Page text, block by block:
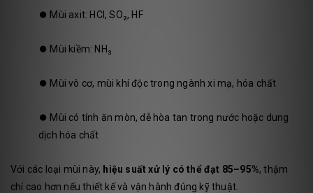
⏺️ Mùi axit: HCl, SO₂, HF
⏺️ Mùi kiềm: NH₃
⏺️ Mùi vô cơ, mùi khí độc trong ngành xi mạ, hóa chất
⏺️ Mùi có tính ăn mòn, dễ hòa tan trong nước hoặc dung
dịch hóa chất
Với các loại mùi này, hiệu suất xử lý có thể đạt 85–95%, thậm
chí cao hơn nếu thiết kế và vận hành đúng kỹ thuật.